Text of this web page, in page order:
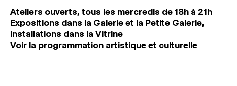
Ateliers ouverts, tous les mercredis de 18h à 21h
Expositions dans la Galerie et la Petite Galerie,
installations dans la Vitrine
Voir la programmation artistique et culturelle